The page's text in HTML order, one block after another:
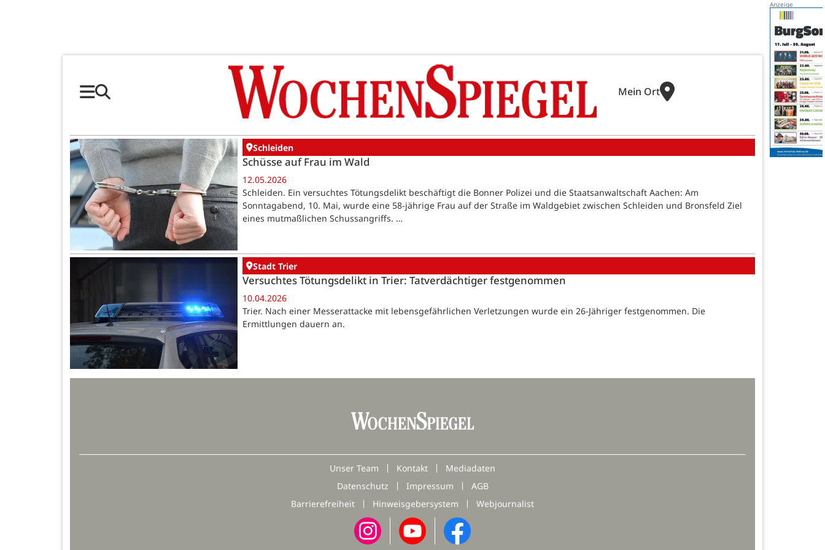
Mein Ort
Schleiden
Schüsse auf Frau im Wald
12.05.2026
Schleiden. Ein versuchtes Tötungsdelikt beschäftigt die Bonner Polizei und die Staatsanwaltschaft Aachen: Am
Sonntagabend, 10. Mai, wurde eine 58-jährige Frau auf der Straße im Waldgebiet zwischen Schleiden und Bronsfeld Ziel
eines mutmaßlichen Schussangriffs. …
Stadt Trier
Versuchtes Tötungsdelikt in Trier: Tatverdächtiger festgenommen
10.04.2026
Trier. Nach einer Messerattacke mit lebensgefährlichen Verletzungen wurde ein 26-Jähriger festgenommen. Die
Ermittlungen dauern an.
Unser Team Kontakt
Mediadaten
Datenschutz
Impressum
AGB
Barrierefreiheit
Hinweisgebersystem Webjournalist